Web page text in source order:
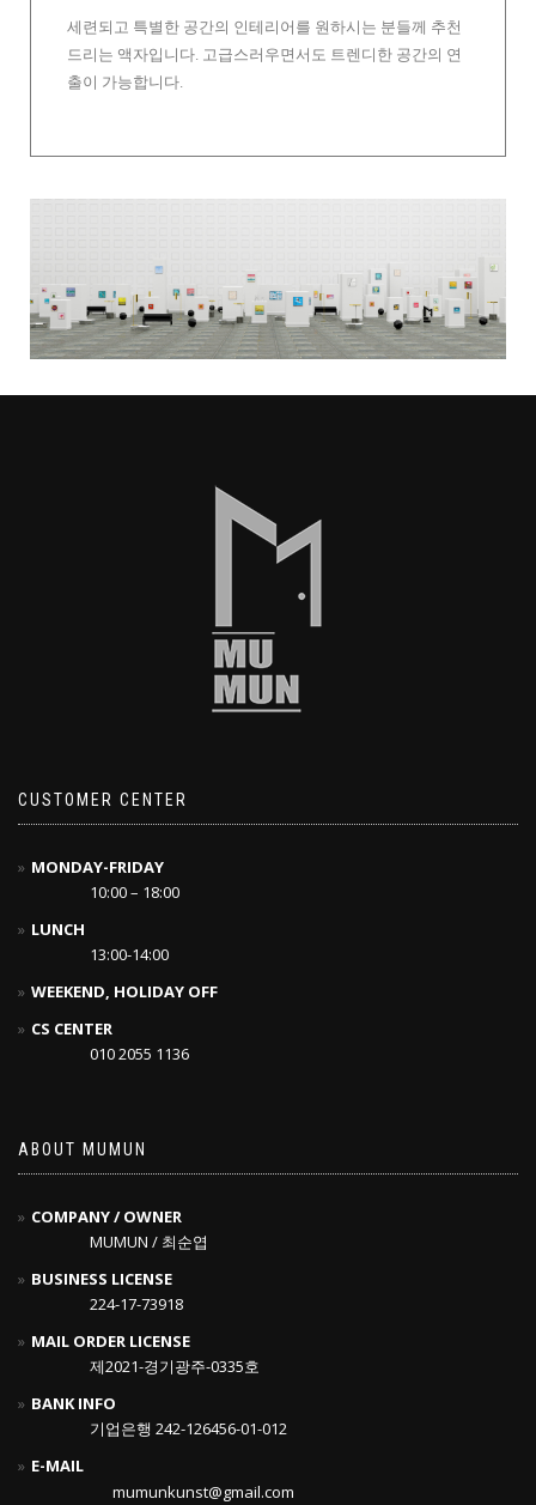
세련되고 특별한 공간의 인테리어를 원하시는 분들께 추천
드리는 액자입니다. 고급스러우면서도 트렌디한 공간의 연
출이 가능합니다.
CUSTOMER CENTER
MONDAY-FRIDAY
10:00 – 18:00
LUNCH
13:00-14:00
WEEKEND, HOLIDAY OFF
CS CENTER
010 2055 1136
ABOUT MUMUN
COMPANY / OWNER
MUMUN / 최순엽
BUSINESS LICENSE
224-17-73918
MAIL ORDER LICENSE
제2021-경기광주-0335호
BANK INFO
기업은행 242-126456-01-012
E-MAIL
mumunkunst@gmail.com